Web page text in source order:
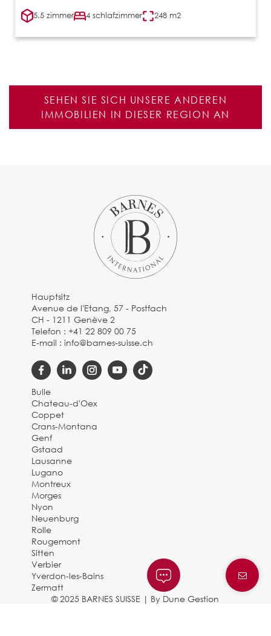
5.5 zimmer 4 schlafzimmer 248 m2
SEHEN SIE SICH UNSERE ANDEREN
IMMOBILIEN IN DIESER REGION AN
Hauptsitz
Avenue de l'Etang, 57 - Postfach
CH - 1211 Genève 2
Telefon :+41 22 809 00 75
E-mail :info@barnes-suisse.ch
Bulle
Chateau-d'Oex
Coppet
Crans-Montana
Genf
Gstaad
Lausanne
Lugano
Montreux
Morges
Nyon
Neuenburg
Rolle
Rougemont
Sitten
Verbier
Yverdon-les-Bains
Zermatt
© 2025 BARNES SUISSE | By Dune Gestion